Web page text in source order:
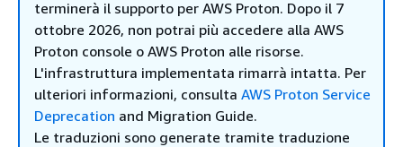
terminerà il supporto per AWS Proton. Dopo il 7
ottobre 2026, non potrai più accedere alla AWS
Proton console o AWS Proton alle risorse.
L'infrastruttura implementata rimarrà intatta. Per
ulteriori informazioni, consulta AWS Proton Service
Deprecation and Migration Guide.
Le traduzioni sono generate tramite traduzione